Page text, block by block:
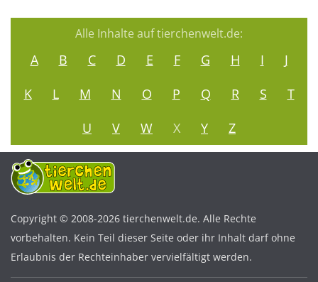
Alle Inhalte auf tierchenwelt.de:
A B C D E F G H I
J
K
L M N O P Q R S
T
U
V W X Y Z
Copyright © 2008-2026 tierchenwelt.de. Alle Rechte
vorbehalten. Kein Teil dieser Seite oder ihr Inhalt darf ohne
Erlaubnis der Rechteinhaber vervielfältigt werden.